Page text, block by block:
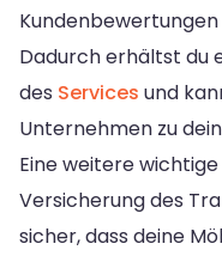
Dadurch erhältst du
des Services und
Unternehmen zu
Eine weitere
Versicherung des
sicher, dass deine